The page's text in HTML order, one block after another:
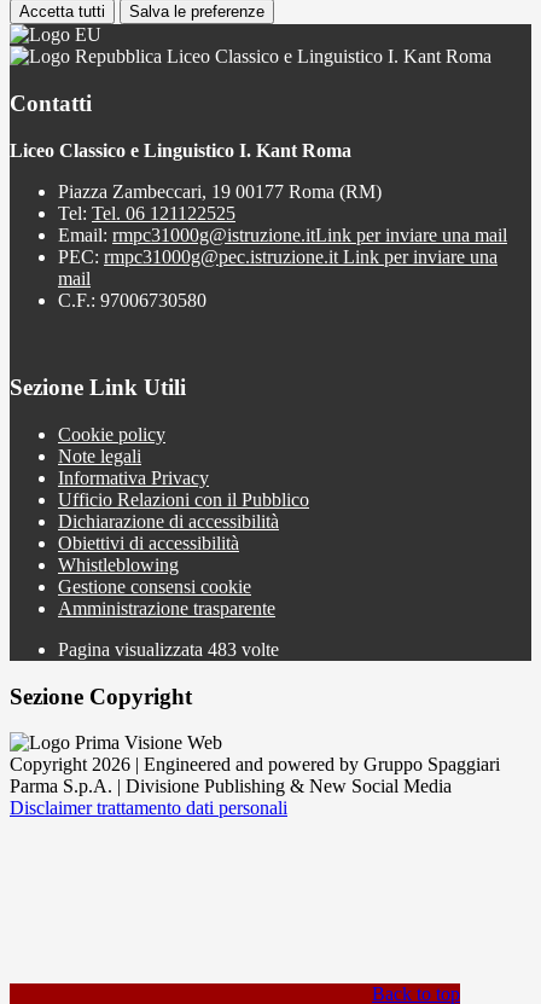
Accetta tutti Salva le preferenze
Liceo Classico e Linguistico I. Kant Roma
Contatti
Liceo Classico e Linguistico I. Kant Roma
Piazza Zambeccari, 19 00177 Roma (RM)
Tel: Tel. 06 121122525
Email: rmpc31000g@istruzione.itLink per inviare una mail
PEC: rmpc31000g@pec.istruzione.it Link per inviare una
mail
C.F.: 97006730580
Sezione Link Utili
Cookie policy
Note legali
Informativa Privacy
Ufficio Relazioni con il Pubblico
Dichiarazione di accessibilità
Obiettivi di accessibilità
Whistleblowing
Gestione consensi cookie
Amministrazione trasparente
Pagina visualizzata 483 volte
Sezione Copyright
Copyright 2026 | Engineered and powered by Gruppo Spaggiari
Parma S.p.A. | Divisione Publishing & New Social Media
Disclaimer trattamento dati personali
Back to top